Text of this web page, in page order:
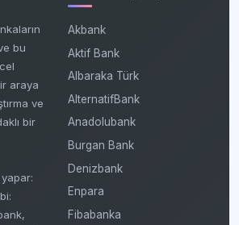
bu
araya
ve
bir
Akbank
Aktif Bank
Albaraka Türk
AlternatifBank
Anadolubank
Burgan Bank
Denizbank
Enpara
Fibabanka